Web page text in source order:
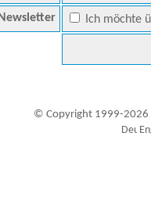
Newsletter Ich möchte
© Copyright 1999-2026